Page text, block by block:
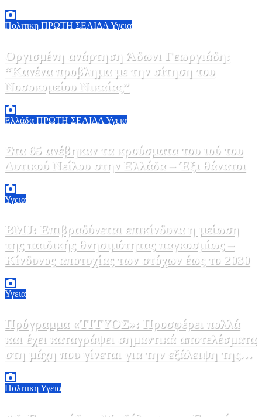
Πολιτικη ΠΡΩΤΗ ΣΕΛΙΔΑΥγεια
Οργισμένη ανάρτηση Άδωνι Γεωργιάδη:
“Κανένα προβλημα με την σίτηση του
Νοσοκομείου Νικαίας”
Ελλάδα ΠΡΩΤΗ ΣΕΛΙΔΑ Υγεια
Στα 65 ανέβηκαν τα κρούσματα του ιού του
Δυτικού Νείλου στην Ελλάδα – Έξι θάνατοι
Υγεια
BMJ: Επιβραδύνεται επικίνδυνα η μείωση
της παιδικής θνησιμότητας παγκοσμίως –
Κίνδυνος αποτυχίας των στόχων έως το 2030
Υγεια
Πρόγραμμα «ΤΙΤΥΟΣ»: Προσφέρει πολλά
και έχει καταγράψει σημαντικά αποτελέσματα
στη μάχη που γίνεται για την εξάλειψη της
ηπατίτιδας C
ΠολιτικηΥγεια